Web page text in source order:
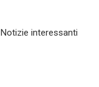
Notizie interessanti